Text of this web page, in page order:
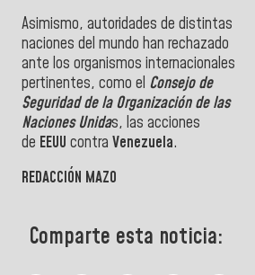
Asimismo, autoridades de distintas
naciones del mundo han rechazado
ante los organismos internacionales
pertinentes, como el Consejo de
Seguridad de la Organización de las
Naciones Unidas, las acciones
de EEUU contra Venezuela.
REDACCIÓN MAZO
Comparte esta noticia: